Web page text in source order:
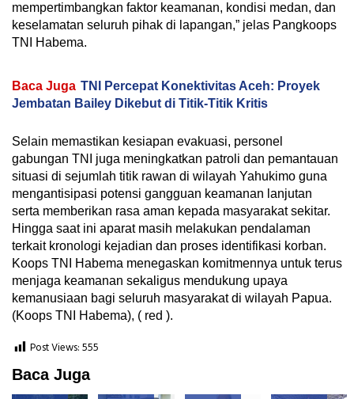
mempertimbangkan faktor keamanan, kondisi medan, dan
keselamatan seluruh pihak di lapangan,” jelas Pangkoops
TNI Habema.
Baca Juga TNI Percepat Konektivitas Aceh: Proyek
Jembatan Bailey Dikebut di Titik-Titik Kritis
Selain memastikan kesiapan evakuasi, personel
gabungan TNI juga meningkatkan patroli dan pemantauan
situasi di sejumlah titik rawan di wilayah Yahukimo guna
mengantisipasi potensi gangguan keamanan lanjutan
serta memberikan rasa aman kepada masyarakat sekitar.
Hingga saat ini aparat masih melakukan pendalaman
terkait kronologi kejadian dan proses identifikasi korban.
Koops TNI Habema menegaskan komitmennya untuk terus
menjaga keamanan sekaligus mendukung upaya
kemanusiaan bagi seluruh masyarakat di wilayah Papua.
(Koops TNI Habema), ( red ).
Post Views:555
Baca Juga